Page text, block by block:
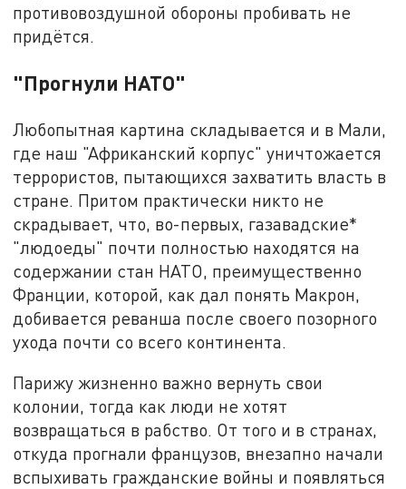
противовоздушной обороны пробивать не
придётся.
"Прогнули НАТО"
Любопытная картина складывается и в Мали,
где наш "Африканский корпус" уничтожается
террористов, пытающихся захватить власть в
стране. Притом практически никто не
скрадывает, что, во-первых, газавадские*
"людоеды" почти полностью находятся на
содержании стан НАТО, преимущественно
Франции, которой, как дал понять Макрон,
добивается реванша после своего позорного
ухода почти со всего континента.
Парижу жизненно важно вернуть свои
колонии, тогда как люди не хотят
возвращаться в рабство. От того и в странах,
откуда прогнали французов, внезапно начали
вспыхивать гражданские войны и появляться